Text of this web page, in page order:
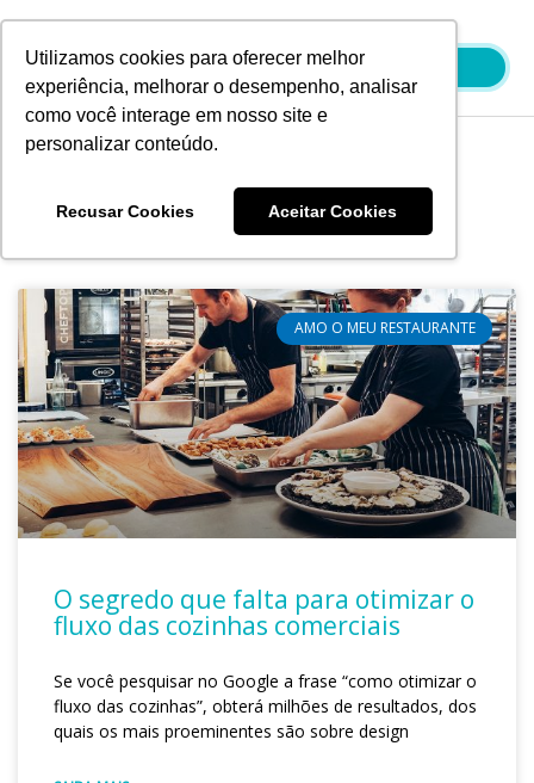
Utilizamos cookies para oferecer melhor
experiência, melhorar o desempenho, analisar
como você interage em nosso site e
personalizar conteúdo.
Recusar Cookies Aceitar Cookies
conteúdo
Blog
AMO O MEU RESTAURANTE
O segredo que falta para otimizar o
fluxo das cozinhas comerciais
Se você pesquisar no Google a frase “como otimizar o
fluxo das cozinhas”, obterá milhões de resultados, dos
quais os mais proeminentes são sobre design